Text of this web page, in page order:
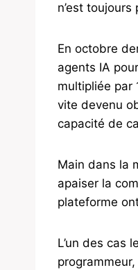
n’est
En octobre
agents IA
multipliée par
vite devenu
capacité de
Main dans la
apaiser la
plateforme
L’un des cas